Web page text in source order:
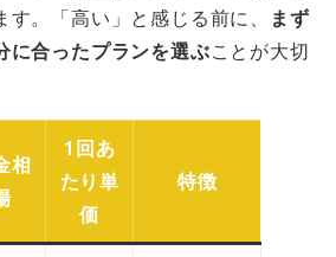
。「高い」と感じる前に、
まず
に合ったプランを選ぶことが大切
相
1回あ
たり単
価
特徴